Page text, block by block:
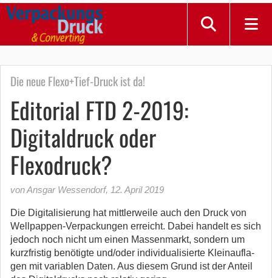
Die neue Flexo+Tief-Druck ist da!
Editorial FTD 2-2019:
Digitaldruck oder
Flexodruck?
von Ansgar Wessendorf, 12. April 2019
Die Digitalisierung hat mittlerweile auch den Druck von
Well­pappen-Verpackungen erreicht. Dabei handelt es sich
jedoch noch nicht um einen Massenmarkt, sondern um
kurzfristig benötigte und/oder individualisierte Kleinaufla­
gen mit variablen Daten. Aus die­sem Grund ist der Anteil